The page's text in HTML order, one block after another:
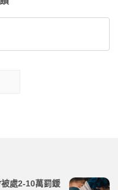
處2-10萬罰鍰